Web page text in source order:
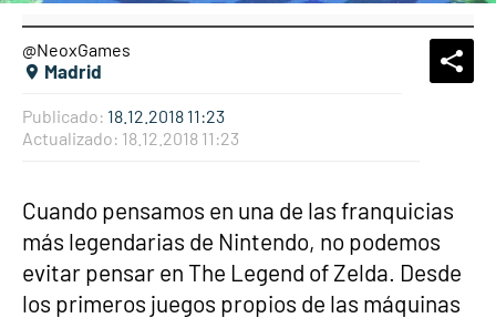
@NeoxGames
Madrid
Publicado: 18.12.2018 11:23
Actualizado: 18.12.2018 11:23
Cuando pensamos en una de las franquicias
más legendarias de Nintendo, no podemos
evitar pensar en The Legend of Zelda. Desde
los primeros juegos propios de las máquinas